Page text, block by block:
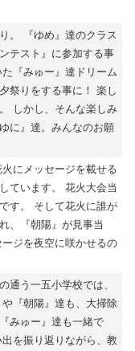
。 『ゆめ』達のクラス
テスト』に参加する事
『みゅー』達ドリーム
祭りをする事に！ 楽し
しかし、そんな楽しみ
に』達。みんなのお願
にメッセージを載せる
ています。 花火大会当
す。 そして花火に誰が
、『朝陽』が見事当
ジを夜空に咲かせるの
通う一五小学校では、
『朝陽』達も、大掃除
みゅー』達も一緒で
を振り返りながら、教